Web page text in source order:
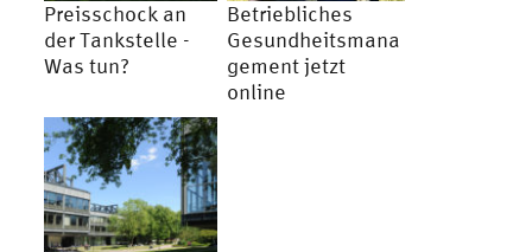
Preisschock an
der Tankstelle -
Was tun?
Betriebliches
Gesundheitsmana
gement jetzt
online